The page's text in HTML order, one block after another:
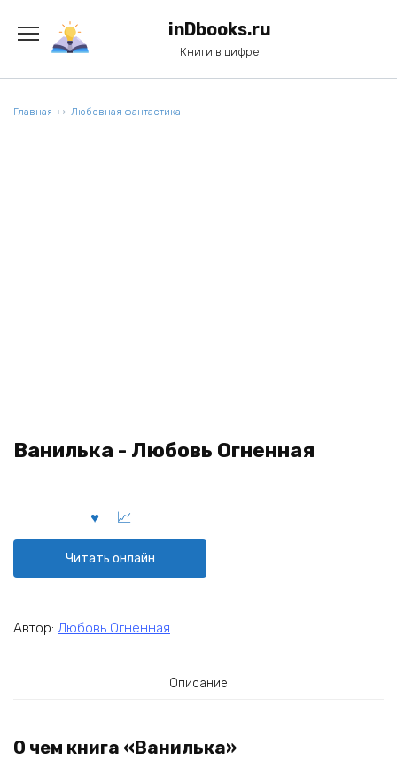
содержанию
inDbooks.ru
Книги в цифре
Главная Любовная фантастика
Ванилька - Любовь Огненная
Читать онлайн
Автор: Любовь Огненная
Описание
О чем книга «Ванилька»